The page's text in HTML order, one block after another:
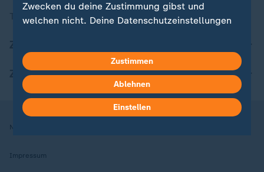
Themen im Überblick
ZDFheute Apps
Nutzungsbedingungen
Impressum
Zwecken du deine Zustimmung gibst und
welchen nicht. Deine Datenschutzeinstellungen
Hier findest du das Impressum.
Weitere Informationen findest du in unserer
Datenschutzerklärung.
Zustimmen
Ablehnen
Einstellen